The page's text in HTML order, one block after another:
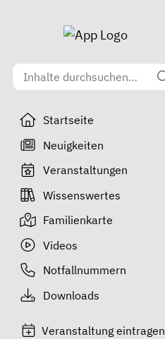
Startseite
Neuigkeiten
Veranstaltungen
Wissenswertes
Familienkarte
Videos
Notfallnummern
Downloads
Veranstaltung eintragen